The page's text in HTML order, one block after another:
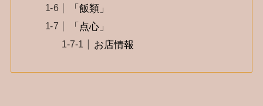
「飯類」
「点心」
お店情報